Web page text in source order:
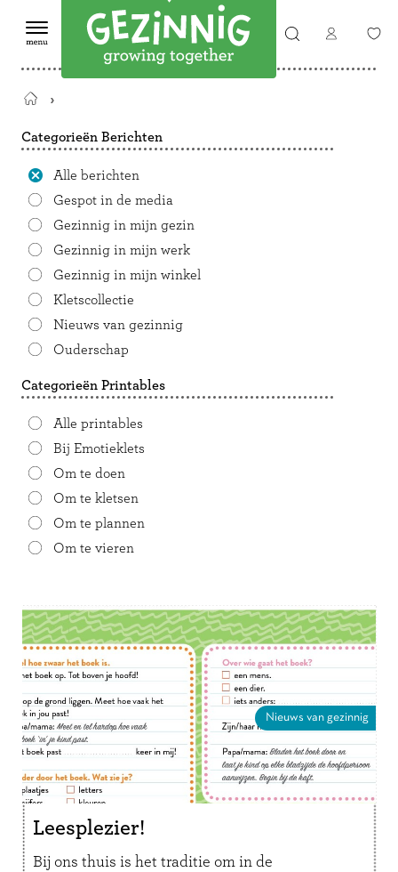
Terug
de
startpagina
Categorieën Berichten
Alle berichten
Gespot in de media
Gezinnig in mijn gezin
Gezinnig in mijn werk
Gezinnig in mijn winkel
Kletscollectie
Nieuws van gezinnig
Ouderschap
Categorieën Printables
Alle printables
Bij Emotieklets
Om te doen
Om te kletsen
Om te plannen
Om te vieren
Nieuws van gezinnig
Leesplezier!
Bij ons thuis is het traditie om in de